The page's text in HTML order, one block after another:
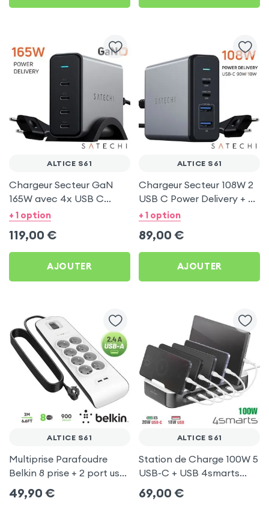
ALTICE S61
Chargeur Secteur GaN
165W avec 4x USB C
Power Delivery, Câble
+ 1 option
119,00 €
AJOUTER
ALTICE S61
Chargeur Secteur 108W 2
USB C Power Delivery + 2
USB, Câble Secteur,
+ 1 option
89,00 €
AJOUTER
ALTICE S61
Multiprise Parafoudre
Belkin 8 prise + 2 port usb
2.4A, cable de 2 metre,
Bouton d'alimentation
49,90 €
ALTICE S61
Station de Charge 100W 5
USB-C + USB 4smarts
pour Altice S61
69,00 €